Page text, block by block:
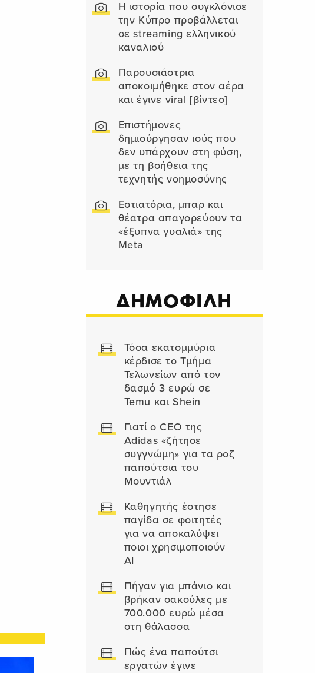
Η ιστορία που συγκλόνισε
την Κύπρο προβάλλεται
σε streaming ελληνικού
καναλιού
Παρουσιάστρια
αποκοιμήθηκε στον αέρα
και έγινε viral [βίντεο]
Επιστήμονες
δημιούργησαν ιούς που
δεν υπάρχουν στη φύση,
με τη βοήθεια της
τεχνητής νοημοσύνης
Εστιατόρια, μπαρ και
θέατρα απαγορεύουν τα
«έξυπνα γυαλιά» της
Meta
ΔΗΜΟΦΙΛΗ
Τόσα εκατομμύρια
κέρδισε το Τμήμα
Τελωνείων από τον
δασμό 3 ευρώ σε
Temu και Shein
Γιατί ο CEO της
Adidas «ζήτησε
συγγνώμη» για τα ροζ
παπούτσια του
Μουντιάλ
Καθηγητής έστησε
παγίδα σε φοιτητές
για να αποκαλύψει
ποιοι χρησιμοποιούν
AI
Πήγαν για μπάνιο και
βρήκαν σακούλες με
700.000 ευρώ μέσα
στη θάλασσα
Πώς ένα παπούτσι
εργατών έγινε